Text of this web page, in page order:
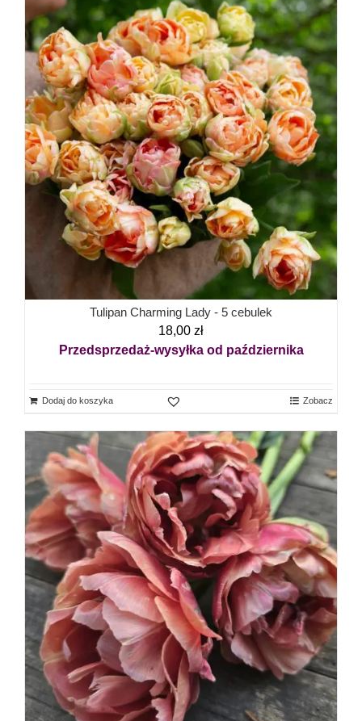
Tulipan Charming Lady - 5 cebulek
18,00 zł
Przedsprzedaż-wysyłka od października
Dodaj do koszyka Zobacz